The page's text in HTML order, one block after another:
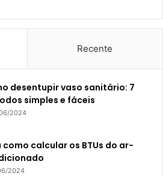
Recente
desentupir vaso sanitário: 7
simples e fáceis
2024
como calcular os BTUs do ar-
2024